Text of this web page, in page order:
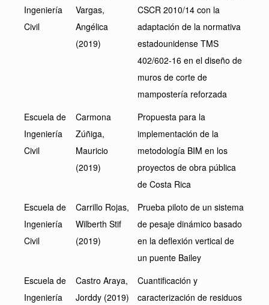
Ingeniería
Civil
Vargas,
Angélica
(2019)
CSCR 2010/14 con la
adaptación de la normativa
estadounidense TMS
402/602-16 en el diseño de
muros de corte de
mampostería reforzada
Escuela de
Ingeniería
Civil
Carmona
Zúñiga,
Mauricio
(2019)
Propuesta para la
implementación de la
metodología BIM en los
proyectos de obra pública
de Costa Rica
Escuela de
Ingeniería
Civil
Carrillo Rojas,
Wilberth Stif
(2019)
Prueba piloto de un sistema
de pesaje dinámico basado
en la deflexión vertical de
un puente Bailey
Escuela de
Ingeniería
Castro Araya,
Jorddy (2019)
Cuantificación y
caracterización de residuos